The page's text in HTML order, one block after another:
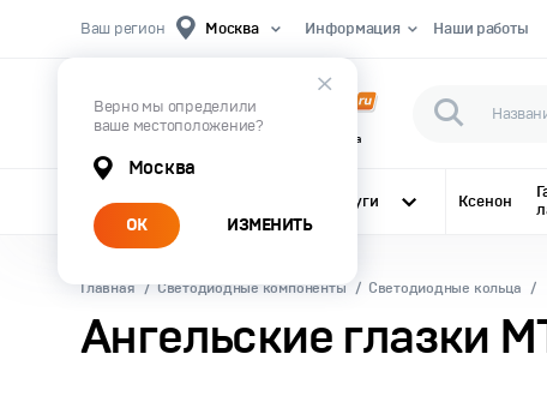
Ваш регион Москва
Верно мы определили
ваше местоположение?
Москва
ОК ИЗМЕНИТЬ
Информация Наши работы
Первый Магазин Автомобильного Света
Все категории Услуги Ксенон
Главная Светодиодные компоненты Светодиодные кольца
Ангельские глазки